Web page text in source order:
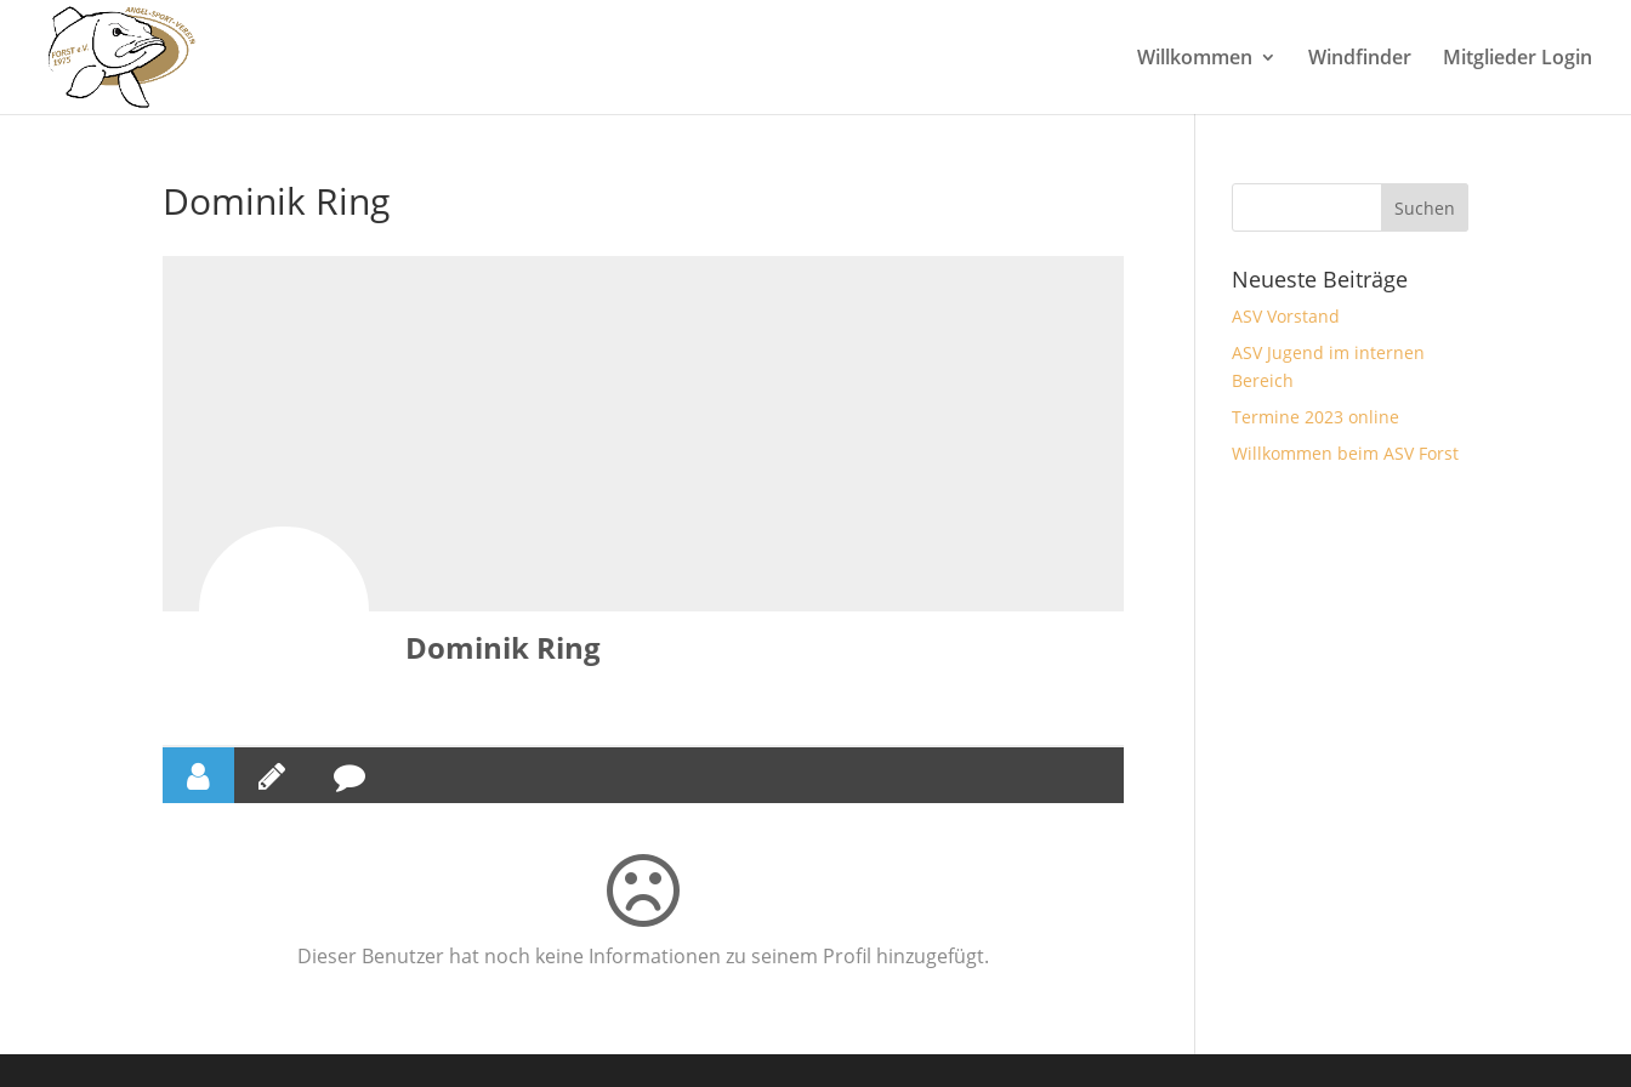
Willkommen Windfinder Mitglieder Login
Dominik Ring
Dominik Ring
Dieser Benutzer hat noch keine Informationen zu seinem Profil hinzugefügt.
Neueste Beiträge
ASV Vorstand
ASV Jugend im internen
Bereich
Termine 2023 online
Willkommen beim ASV Forst